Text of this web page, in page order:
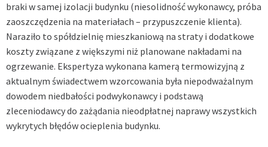
braki w samej izolacji budynku (niesolidność wykonawcy, próba
zaoszczędzenia na materiałach – przypuszczenie klienta).
Naraziło to spółdzielnię mieszkaniową na straty i dodatkowe
koszty związane z większymi niż planowane nakładami na
ogrzewanie. Ekspertyza wykonana kamerą termowizyjną z
aktualnym świadectwem wzorcowania była niepodważalnym
dowodem niedbałości podwykonawcy i podstawą
zleceniodawcy do zażądania nieodpłatnej naprawy wszystkich
wykrytych błędów ocieplenia budynku.